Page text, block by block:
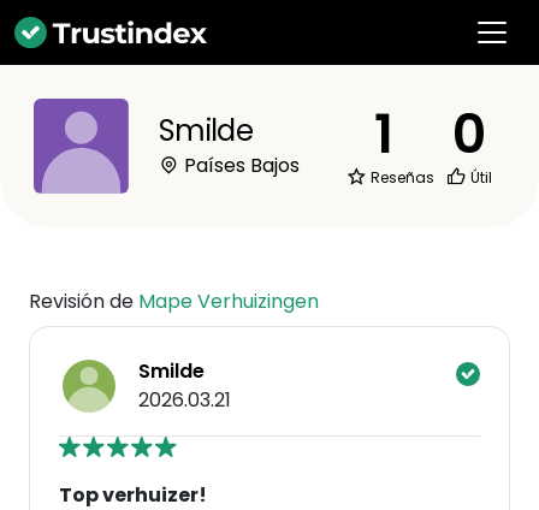
Smilde
Países Bajos 1
Reseñas
0
Útil
Revisión de Mape Verhuizingen
Smilde
2026.03.21
Top verhuizer!